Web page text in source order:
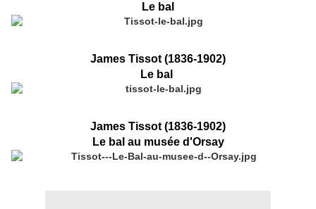
Le bal
James Tissot (1836-1902)
Le bal
James Tissot (1836-1902)
Le bal au musée d'Orsay